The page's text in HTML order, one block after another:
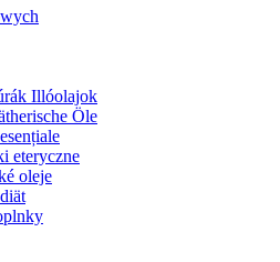
Illóolajok
Öle
eteryczne
oleje